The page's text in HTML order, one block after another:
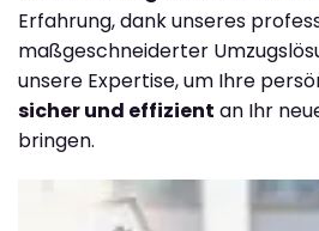
Erfahrung, dank unseres
maßgeschneiderter
unsere Expertise, um Ihre
sicher und effizient an Ihr
bringen.